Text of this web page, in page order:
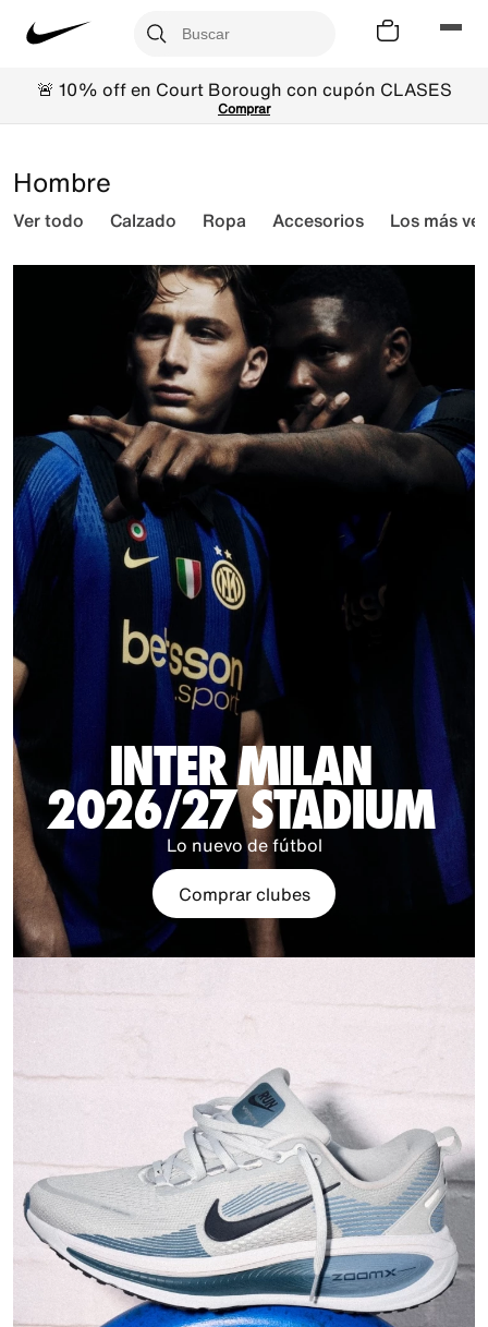
🚨 10% off en Court Borough con cupón CLASES
Comprar
Hombre
Ver todo Calzado Ropa Accesorios Los más
INTER MILAN
2026/27 STADIUM
Lo nuevo de fútbol
Comprar clubes